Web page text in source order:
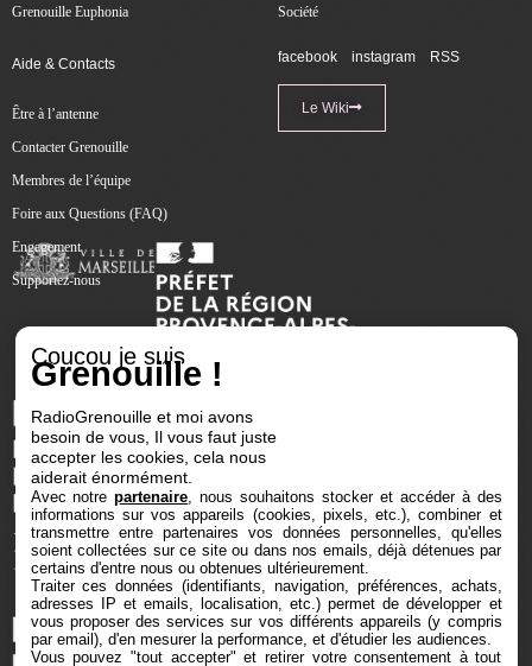
Grenouille Euphonia Société
Aide & Contacts
Être à l’antenne
Contacter Grenouille
Membres de l’équipe
Foire aux Questions (FAQ)
Engagement
Supportez-nous
facebook instagram RSS
Le Wiki
Coucou je suis
Grenouille !
RadioGrenouille et moi avons
besoin de vous, Il vous faut juste
accepter les cookies, cela nous
aiderait énormément.
Avec notrepartenaire , nous souhaitons stocker et accéder à des
informations sur vos appareils (cookies, pixels, etc.), combiner et
transmettre entre partenaires vos données personnelles, qu'elles
soient collectées sur ce site ou dans nos emails, déjà détenues par
certains d'entre nous ou obtenues ultérieurement.
Traiter ces données (identifiants, navigation, préférences, achats,
adresses IP et emails, localisation, etc.) permet de développer et
vous proposer des services sur vos différents appareils (y compris
par email), d'en mesurer la performance, et d'étudier les audiences.
Vous pouvez "tout accepter" et retirer votre consentement à tout